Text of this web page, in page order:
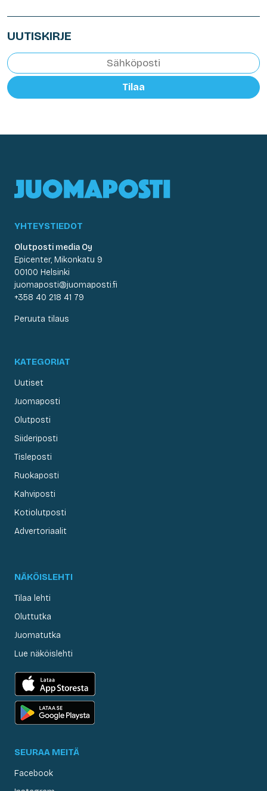
UUTISKIRJE
Tilaa
YHTEYSTIEDOT
Olutposti media Oy
Epicenter, Mikonkatu 9
00100 Helsinki
juomaposti@juomaposti.fi
+358 40 218 41 79
Peruuta tilaus
KATEGORIAT
Uutiset
Juomaposti
Olutposti
Siideriposti
Tisleposti
Ruokaposti
Kahviposti
Kotiolutposti
Advertoriaalit
NÄKÖISLEHTI
Tilaa lehti
Oluttutka
Juomatutka
Lue näköislehti
SEURAA MEITÄ
Facebook